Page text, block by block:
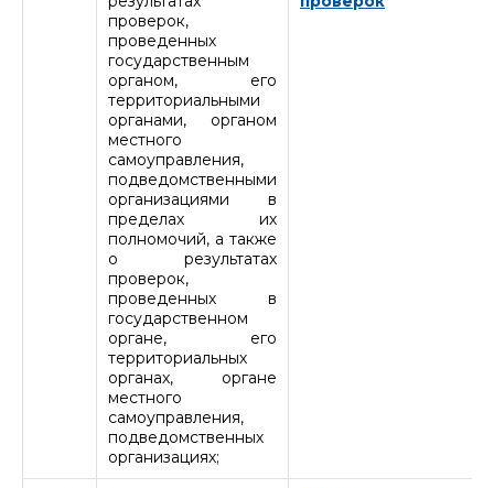
проверок,
проведенных
государственным
органом, его
территориальными
органами, органом
местного
самоуправления,
подведомственными
организациями в
пределах их
полномочий, а также
о результатах
проверок,
проведенных в
государственном
органе, его
территориальных
органах, органе
местного
самоуправления,
подведомственных
организациях;